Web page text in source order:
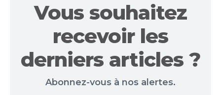
Vous souhaitez
recevoir les
derniers articles ?
Abonnez-vous à nos alertes.